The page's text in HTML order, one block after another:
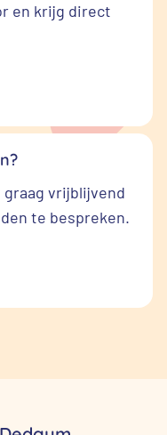
en krijg direct
vrijblijvend
te bespreken.